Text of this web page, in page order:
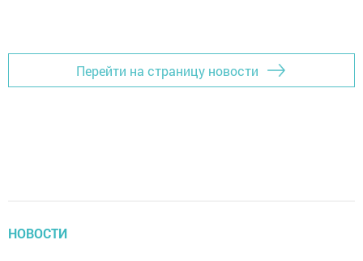
Перейти на страницу новости
НОВОСТИ